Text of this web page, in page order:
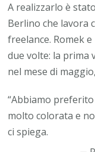
A realizzarlo è stato
Berlino che lavora
freelance. Romek
due volte: la prima
nel mese di
“Abbiamo
molto colorata e
ci spiega.